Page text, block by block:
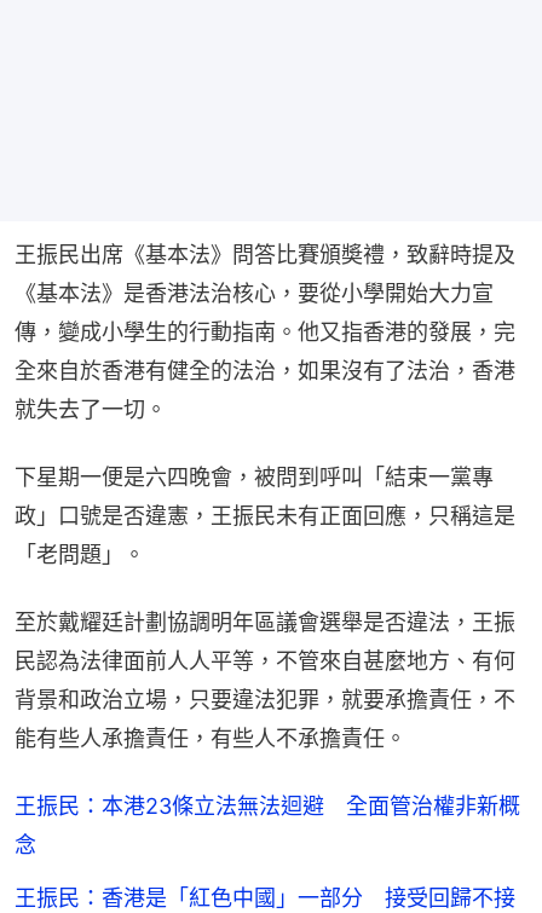
王振民出席《基本法》問答比賽頒奬禮，致辭時提及
《基本法》是香港法治核心，要從小學開始大力宣
傳，變成小學生的行動指南。他又指香港的發展，完
全來自於香港有健全的法治，如果沒有了法治，香港
就失去了一切。
下星期一便是六四晚會，被問到呼叫「結束一黨專
政」口號是否違憲，王振民未有正面回應，只稱這是
「老問題」。​
至於戴耀廷計劃協調明年區議會選舉是否違法，王振
民認為法律面前人人平等，不管來自甚麼地方、有何
背景和政治立場，只要違法犯罪，就要承擔責任，不
能有些人承擔責任，有些人不承擔責任。
王振民：本港23條立法無法迴避 全面管治權非新概
念
王振民：香港是「紅色中國」一部分 接受回歸不接